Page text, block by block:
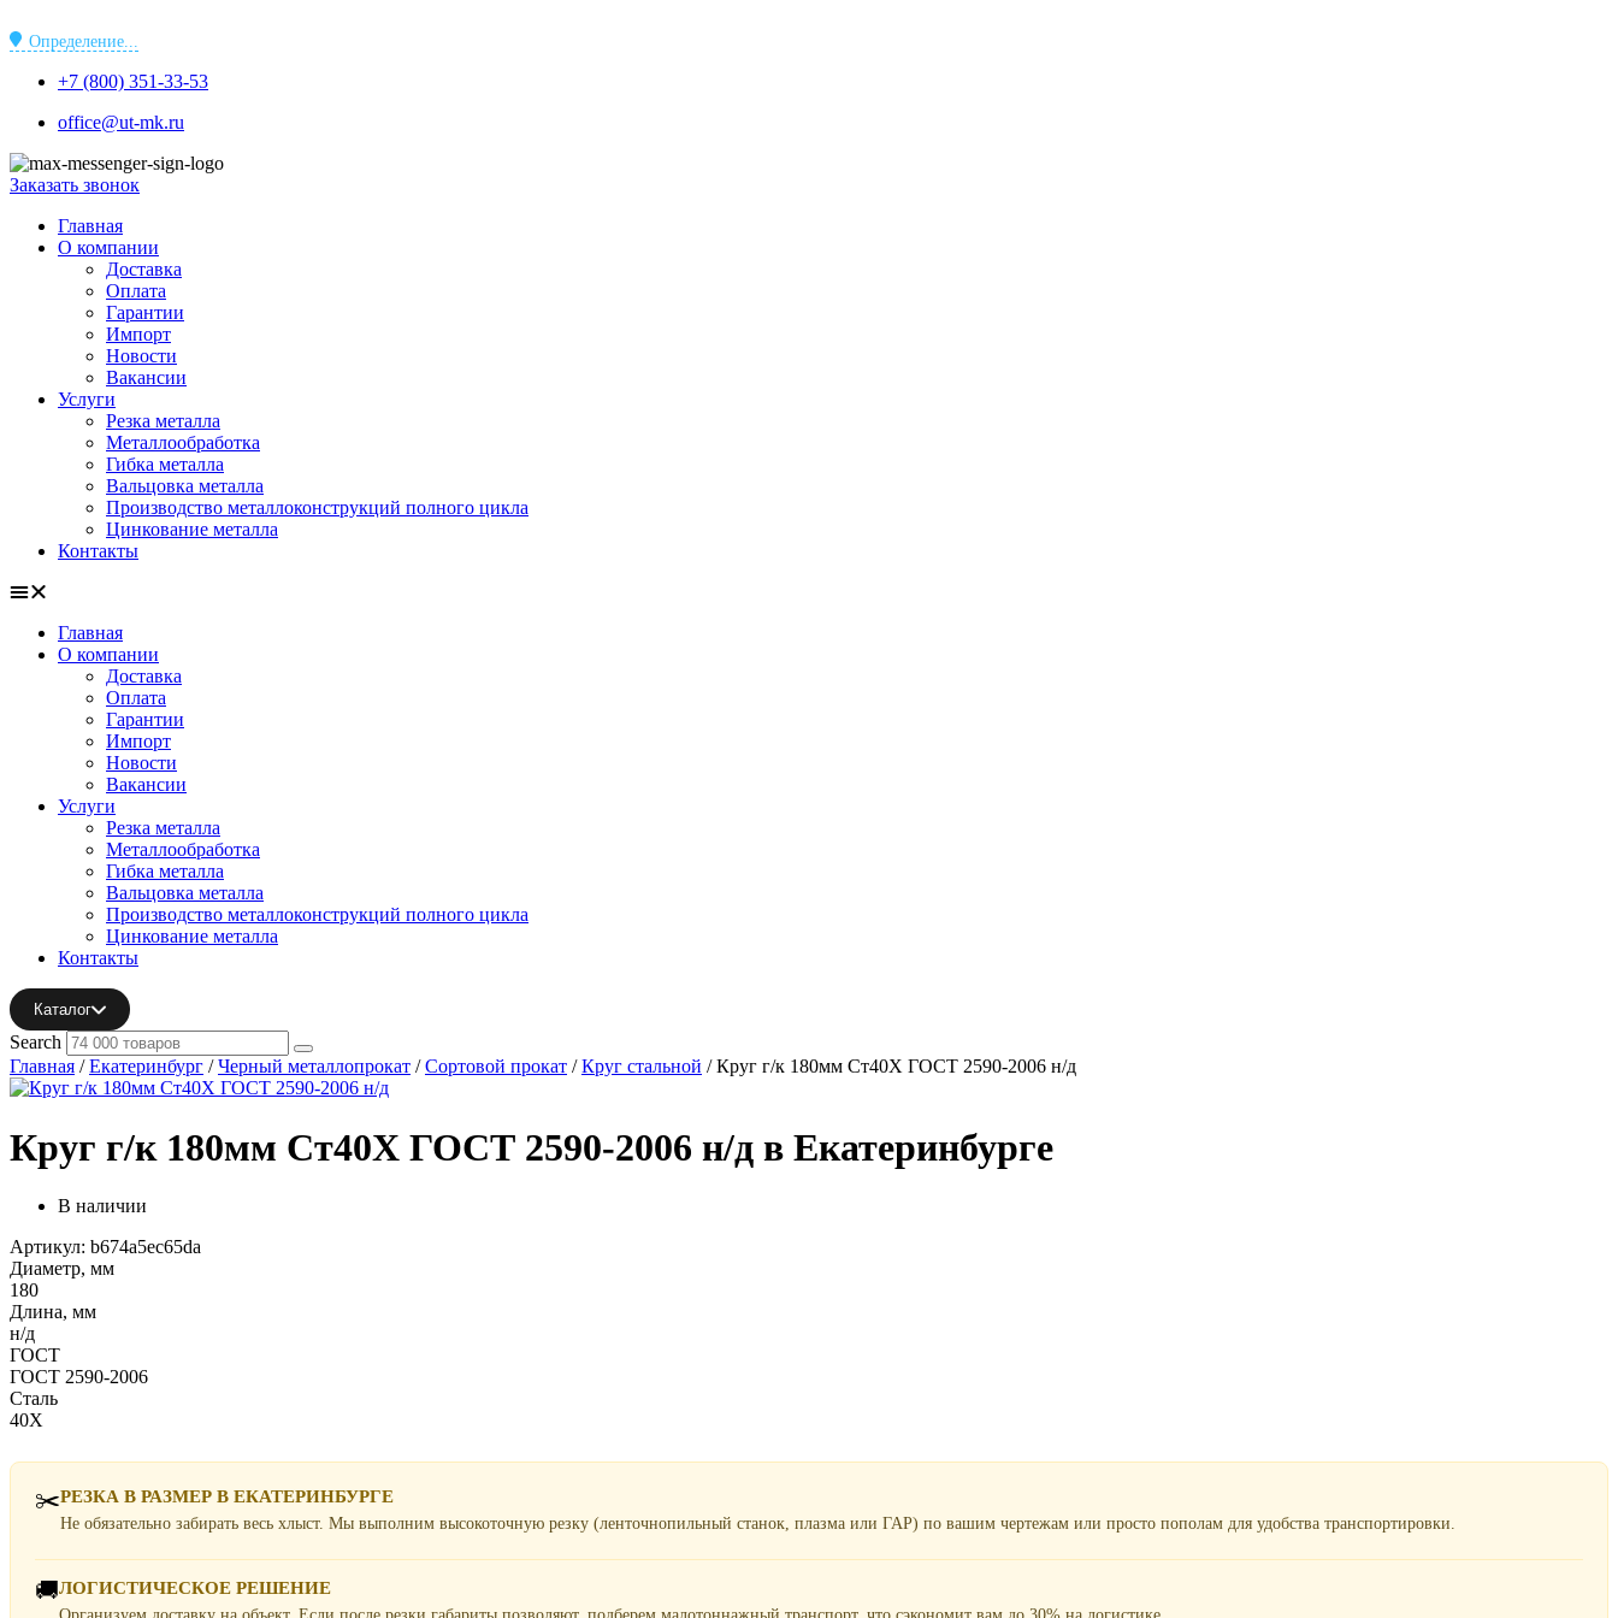
к Определение...
+7 (800) 351-33-53
office@ut-mk.ru
Заказать звонок
Главная
О компании
Доставка
Оплата
Гарантии
Импорт
Новости
Вакансии
Услуги
Резка металла
Металлообработка
Гибка металла
Вальцовка металла
Производство металлоконструкций полного цикла
Цинкование металла
Контакты
Главная
О компании
Доставка
Оплата
Гарантии
Импорт
Новости
Вакансии
Услуги
Резка металла
Металлообработка
Гибка металла
Вальцовка металла
Производство металлоконструкций полного цикла
Цинкование металла
Контакты
Каталог
Search
Главная /Екатеринбург /Черный металлопрокат /Сортовой прокат /Круг стальной / Круг г/к 180мм Ст40Х ГОСТ 2590-2006 н/д
Круг г/к 180мм Ст40Х ГОСТ 2590-2006 н/д в Екатеринбурге
В наличии
Артикул: b674a5ec65da
Диаметр, мм
180
Длина, мм
н/д
ГОСТ
ГОСТ 2590-2006
Сталь
40Х
✂️РЕЗКА В РАЗМЕР В ЕКАТЕРИНБУРГЕ
Не обязательно забирать весь хлыст. Мы выполним высокоточную резку (ленточнопильный станок, плазма или ГАР) по вашим чертежам или просто пополам для удобства транспортировки.
🚚ЛОГИСТИЧЕСКОЕ РЕШЕНИЕ